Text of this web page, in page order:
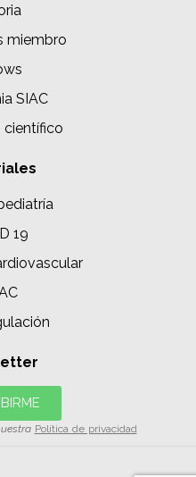
miembro
SIAC
científico
19
Política de privacidad